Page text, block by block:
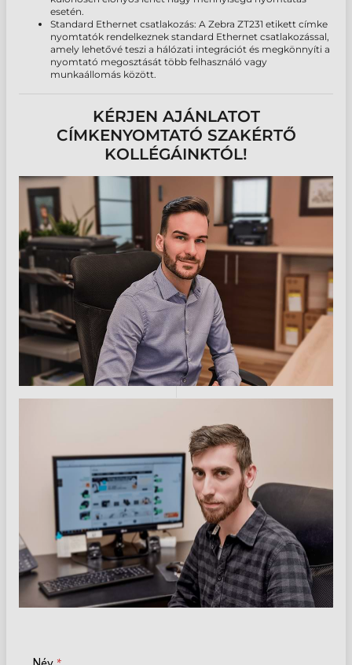
esetén.
Standard Ethernet csatlakozás: A Zebra ZT231 etikett címke
nyomtatók rendelkeznek standard Ethernet csatlakozással,
amely lehetővé teszi a hálózati integrációt és megkönnyíti a
nyomtató megosztását több felhasználó vagy
munkaállomás között.
KÉRJEN AJÁNLATOT
CÍMKENYOMTATÓ SZAKÉRTŐ
KOLLÉGÁINKTÓL!